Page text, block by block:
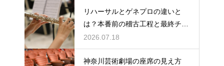
リハーサルとゲネプロの違いと
は？本番前の稽古工程と最終チェ
ックの意味を解説
2026.07.18
神奈川芸術劇場の座席の見え方